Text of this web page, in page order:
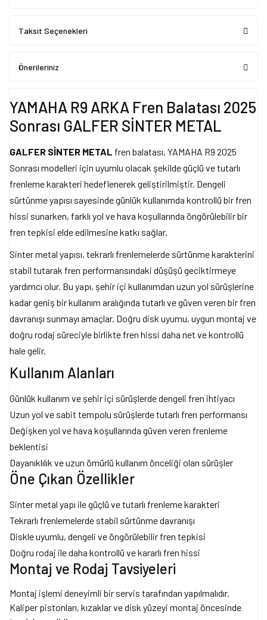
Taksit Seçenekleri
Önerileriniz
YAMAHA R9 ARKA Fren Balatası 2025
Sonrası GALFER SİNTER METAL
GALFER SİNTER METAL fren balatası, YAMAHA R9 2025
Sonrası modelleri için uyumlu olacak şekilde güçlü ve tutarlı
frenleme karakteri hedeflenerek geliştirilmiştir. Dengeli
sürtünme yapısı sayesinde günlük kullanımda kontrollü bir fren
hissi sunarken, farklı yol ve hava koşullarında öngörülebilir bir
fren tepkisi elde edilmesine katkı sağlar.
Sinter metal yapısı, tekrarlı frenlemelerde sürtünme karakterini
stabil tutarak fren performansındaki düşüşü geciktirmeye
yardımcı olur. Bu yapı, şehir içi kullanımdan uzun yol sürüşlerine
kadar geniş bir kullanım aralığında tutarlı ve güven veren bir fren
davranışı sunmayı amaçlar. Doğru disk uyumu, uygun montaj ve
doğru rodaj süreciyle birlikte fren hissi daha net ve kontrollü
hale gelir.
Kullanım Alanları
Günlük kullanım ve şehir içi sürüşlerde dengeli fren ihtiyacı
Uzun yol ve sabit tempolu sürüşlerde tutarlı fren performansı
Değişken yol ve hava koşullarında güven veren frenleme
beklentisi
Dayanıklılık ve uzun ömürlü kullanım önceliği olan sürüşler
Öne Çıkan Özellikler
Sinter metal yapı ile güçlü ve tutarlı frenleme karakteri
Tekrarlı frenlemelerde stabil sürtünme davranışı
Diskle uyumlu, dengeli ve öngörülebilir fren tepkisi
Doğru rodaj ile daha kontrollü ve kararlı fren hissi
Montaj ve Rodaj Tavsiyeleri
Montaj işlemi deneyimli bir servis tarafından yapılmalıdır.
Kaliper pistonları, kızaklar ve disk yüzeyi montaj öncesinde